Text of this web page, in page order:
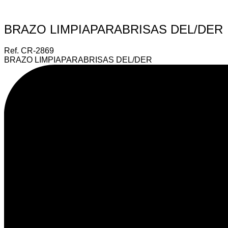
BRAZO LIMPIAPARABRISAS DEL/DER
Ref. CR-2869
BRAZO LIMPIAPARABRISAS DEL/DER